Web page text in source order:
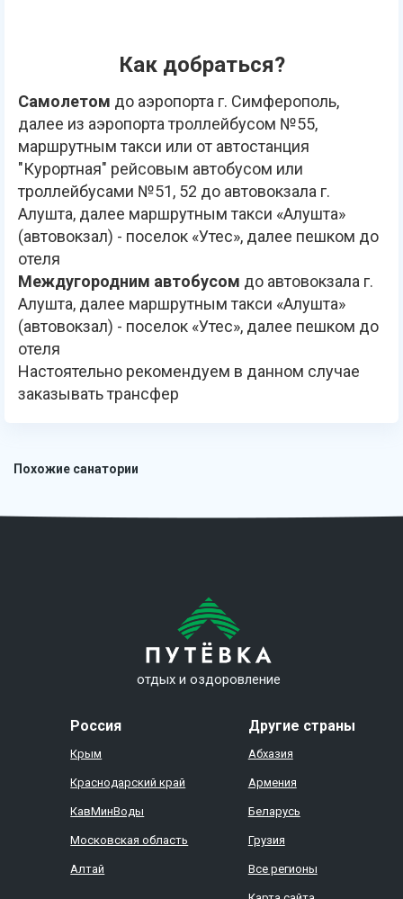
Как добраться?
Самолетом до аэропорта г. Симферополь,
далее из аэропорта троллейбусом №55,
маршрутным такси или от автостанция
"Курортная" рейсовым автобусом или
троллейбусами №51, 52 до автовокзала г.
Алушта, далее маршрутным такси «Алушта»
(автовокзал) - поселок «Утес», далее пешком до
отеля
Междугородним автобусом до автовокзала г.
Алушта, далее маршрутным такси «Алушта»
(автовокзал) - поселок «Утес», далее пешком до
отеля
Настоятельно рекомендуем в данном случае
заказывать трансфер
Похожие санатории
отдых и оздоровление
Россия
Крым
Краснодарский край
КавМинВоды
Московская область
Алтай
Другие страны
Абхазия
Армения
Беларусь
Грузия
Все регионы